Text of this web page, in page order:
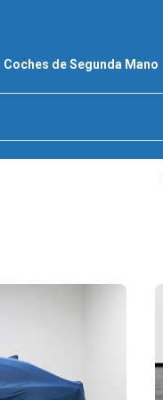
Coches de Segunda Mano